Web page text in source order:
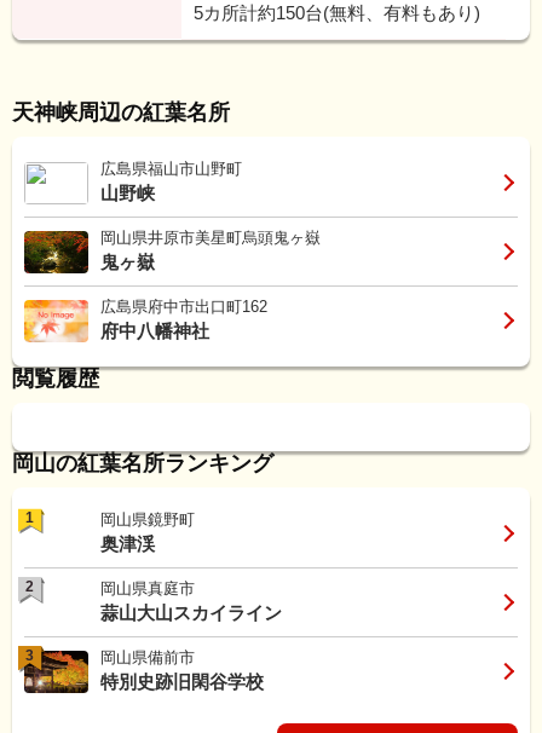
5カ所計約150台(無料、有料もあり)
天神峡周辺の紅葉名所
広島県福山市山野町
山野峡
岡山県井原市美星町烏頭鬼ヶ嶽
鬼ヶ嶽
広島県府中市出口町162
府中八幡神社
閲覧履歴
岡山の紅葉名所ランキング
1 岡山県鏡野町
奥津渓
2 岡山県真庭市
蒜山大山スカイライン
3 岡山県備前市
特別史跡旧閑谷学校